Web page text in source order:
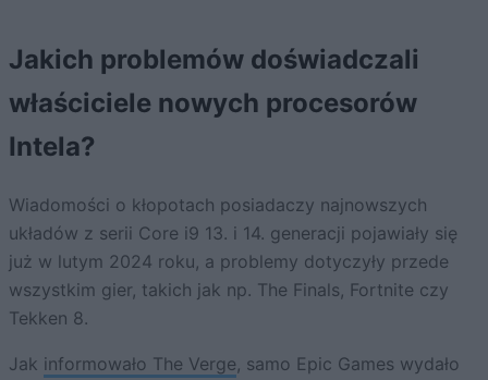
Jakich problemów doświadczali
właściciele nowych procesorów
Intela?
Wiadomości o kłopotach posiadaczy najnowszych
układów z serii Core i9 13. i 14. generacji pojawiały się
już w lutym 2024 roku, a problemy dotyczyły przede
wszystkim gier, takich jak np. The Finals, Fortnite czy
Tekken 8.
Jak informowało The Verge, samo Epic Games wydało